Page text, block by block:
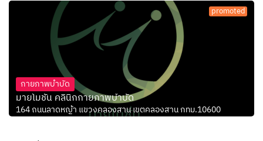
promoted
กายภาพบำบัด
มายโมชั่น คลินิกกายภาพบำบัด
164 ถนนลาดหญ้า แขวงคลองสาน เขตคลองสาน กทม.10600